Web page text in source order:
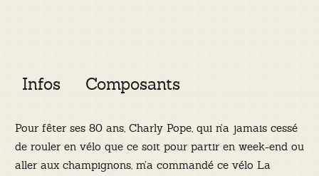
Infos Composants
Pour fêter ses 80 ans, Charly Pope, qui n’a jamais cessé
de rouler en vélo que ce soit pour partir en week-end ou
aller aux champignons, m’a commandé ce vélo La